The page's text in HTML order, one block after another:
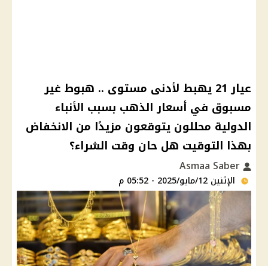
عيار 21 يهبط لأدنى مستوى .. هبوط غير
مسبوق في أسعار الذهب بسبب الأنباء
الدولية محللون يتوقعون مزيدًا من الانخفاض
بهذا التوقيت هل حان وقت الشراء؟
الإثنين 12/مايو/2025 - 05:52 م